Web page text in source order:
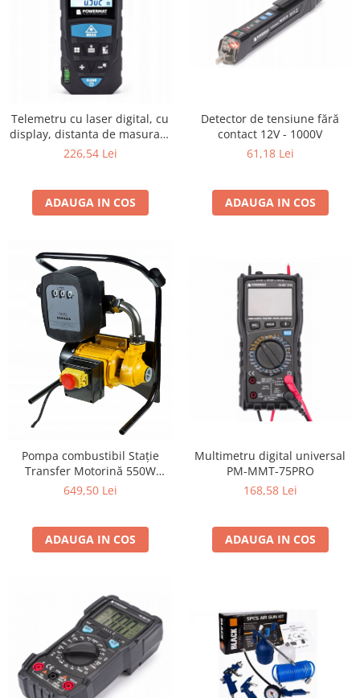
Telemetru cu laser digital, cu
display, distanta de masurare
100m
226,54 Lei
ADAUGA IN COS
Detector de tensiune fără
contact 12V - 1000V
61,18 Lei
ADAUGA IN COS
Pompa combustibil Stație
Transfer Motorină 550W
BLACK, 40L/min, Contor
649,50 Lei
ADAUGA IN COS
Multimetru digital universal
PM-MMT-75PRO
168,58 Lei
ADAUGA IN COS